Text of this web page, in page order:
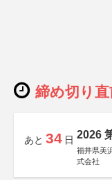
締め切り
あと 34 日 2026
福井県美
式会社